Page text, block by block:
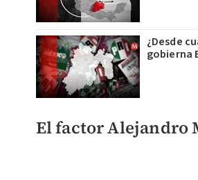
¿Desde
gobierna
El factor Alejandro